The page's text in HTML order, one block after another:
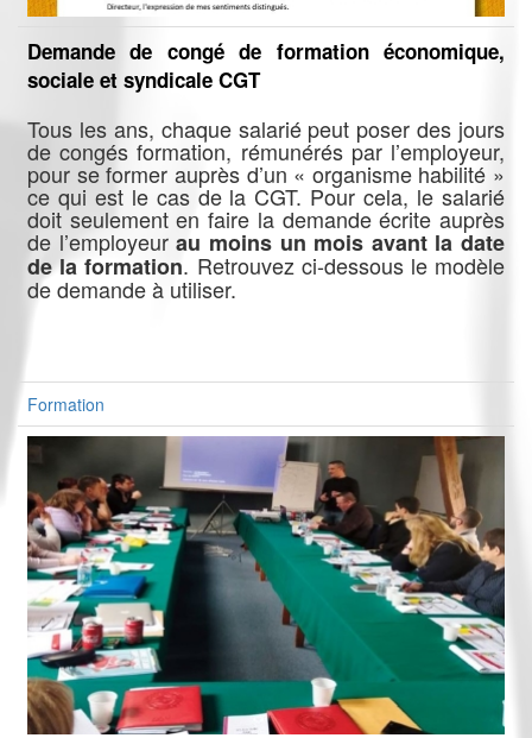
Demande de congé de formation économique,
sociale et syndicale CGT
Tous les ans, chaque salarié peut poser des jours
de congés formation, rémunérés par l’employeur,
pour se former auprès d’un « organisme habilité »
ce qui est le cas de la CGT. Pour cela, le salarié
doit seulement en faire la demande écrite auprès
de l’employeurau moins un mois avant la date
de la formation. Retrouvez ci-dessous le modèle
de demande à utiliser.
Formation